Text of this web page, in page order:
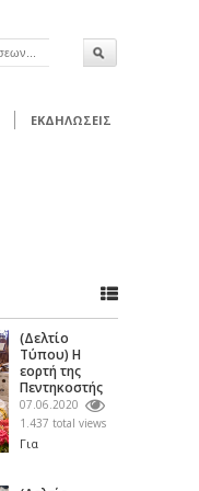
ΕΚΔΗΛΩΣΕΙΣ
(Δελτίο
Τύπου) Η
εορτή της
Πεντηκοστής
εις την Ιερά
Μητρόπολη...
07.06.2020
1.437 total views
Για